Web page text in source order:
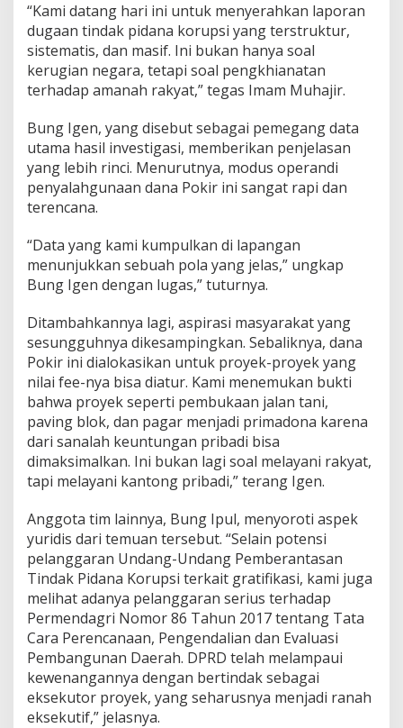
“Kami datang hari ini untuk menyerahkan laporan
dugaan tindak pidana korupsi yang terstruktur,
sistematis, dan masif. Ini bukan hanya soal
kerugian negara, tetapi soal pengkhianatan
terhadap amanah rakyat,” tegas Imam Muhajir.
Bung Igen, yang disebut sebagai pemegang data
utama hasil investigasi, memberikan penjelasan
yang lebih rinci. Menurutnya, modus operandi
penyalahgunaan dana Pokir ini sangat rapi dan
terencana.
“Data yang kami kumpulkan di lapangan
menunjukkan sebuah pola yang jelas,” ungkap
Bung Igen dengan lugas,” tuturnya.
Ditambahkannya lagi, aspirasi masyarakat yang
sesungguhnya dikesampingkan. Sebaliknya, dana
Pokir ini dialokasikan untuk proyek-proyek yang
nilai fee-nya bisa diatur. Kami menemukan bukti
bahwa proyek seperti pembukaan jalan tani,
paving blok, dan pagar menjadi primadona karena
dari sanalah keuntungan pribadi bisa
dimaksimalkan. Ini bukan lagi soal melayani rakyat,
tapi melayani kantong pribadi,” terang Igen.
Anggota tim lainnya, Bung Ipul, menyoroti aspek
yuridis dari temuan tersebut. “Selain potensi
pelanggaran Undang-Undang Pemberantasan
Tindak Pidana Korupsi terkait gratifikasi, kami juga
melihat adanya pelanggaran serius terhadap
Permendagri Nomor 86 Tahun 2017 tentang Tata
Cara Perencanaan, Pengendalian dan Evaluasi
Pembangunan Daerah. DPRD telah melampaui
kewenangannya dengan bertindak sebagai
eksekutor proyek, yang seharusnya menjadi ranah
eksekutif,” jelasnya.